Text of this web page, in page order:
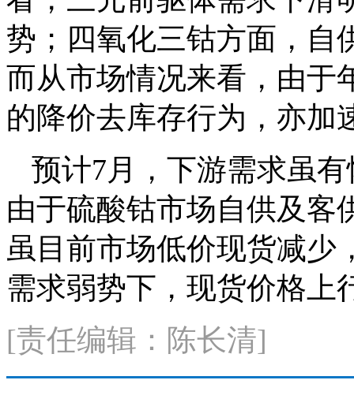
势；四氧化三钴方面，自
而从市场情况来看，由于
的降价去库存行为，亦加
预计7月，下游需求虽
由于硫酸钴市场自供及客
虽目前市场低价现货减少
需求弱势下，现货价格上
[责任编辑：陈长清]